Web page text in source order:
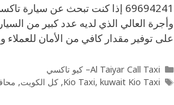
69694241 إذا كنت تبحث عن
وأجرة العالي الذي لديه عدد كبير من
على توفير مقدار كافي من الأمان
Al Taiyar Call Taxi– كيو تاكسي
Kio Taxi,kuwait Kio Taxi
, كل الكويت,